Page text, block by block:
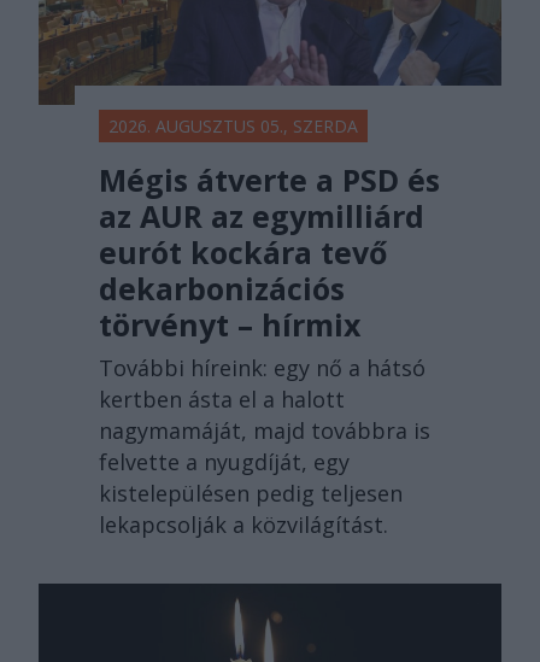
2026. AUGUSZTUS 05., SZERDA
Mégis átverte a PSD és
az AUR az egymilliárd
eurót kockára tevő
dekarbonizációs
törvényt – hírmix
További híreink: egy nő a hátsó
kertben ásta el a halott
nagymamáját, majd továbbra is
felvette a nyugdíját, egy
kistelepülésen pedig teljesen
lekapcsolják a közvilágítást.